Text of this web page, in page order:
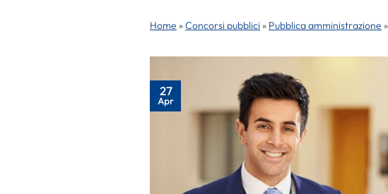
Home »Concorsi pubblici » Pubblica amministrazione »
27
Apr